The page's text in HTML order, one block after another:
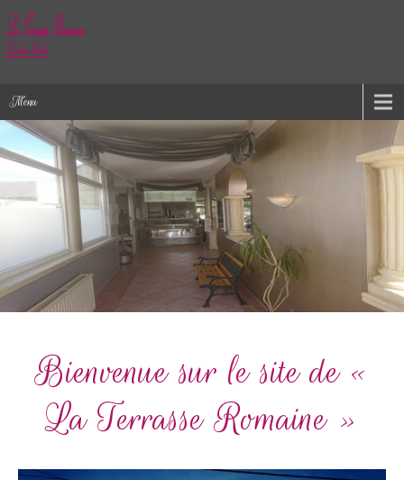
Menu
Bienvenue sur le site de «
La Terrasse Romaine »